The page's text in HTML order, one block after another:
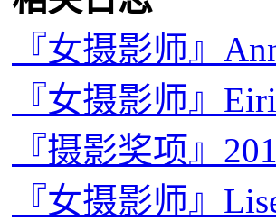
『女摄影师』
『女摄影师』
『摄影奖项』
『女摄影师』